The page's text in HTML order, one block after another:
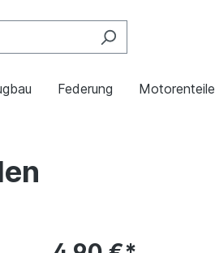
Federung Motorenteile